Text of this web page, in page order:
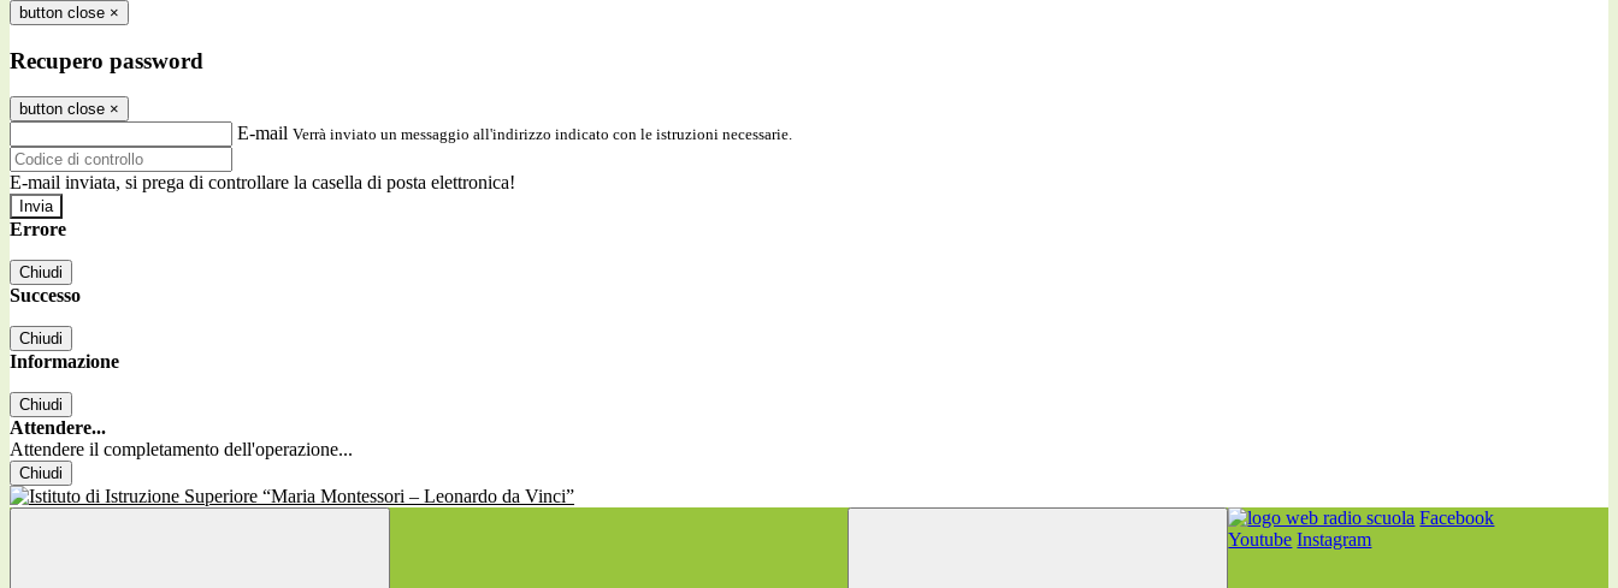
button close ×
Recupero password
button close ×
E-mail Verrà inviato un messaggio all'indirizzo indicato con le istruzioni necessarie.
E-mail inviata, si prega di controllare la casella di posta elettronica!
Errore
Chiudi
Successo
Chiudi
Informazione
Chiudi
Attendere...
Attendere il completamento dell'operazione...
Chiudi
Facebook
Youtube Instagram